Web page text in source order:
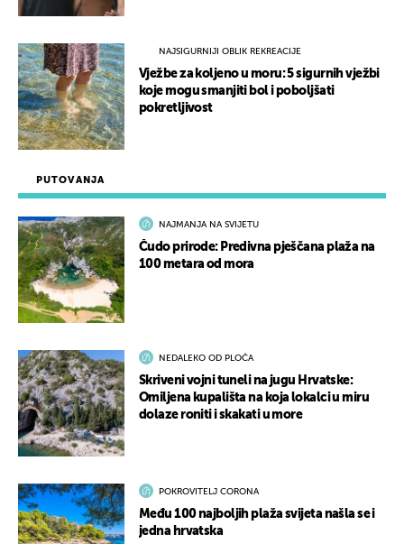
PUTOVANJA
NAJMANJA NA SVIJETU
Čudo prirode: Predivna pješčana plaža na
100 metara od mora
NEDALEKO OD PLOČA
Skriveni vojni tuneli na jugu Hrvatske:
Omiljena kupališta na koja lokalci u miru
dolaze roniti i skakati u more
POKROVITELJ CORONA
Među 100 najboljih plaža svijeta našla se i
jedna hrvatska
NAJSIGURNIJI OBLIK REKREACIJE
Vježbe za koljeno u moru: 5 sigurnih vježbi
koje mogu smanjiti bol i poboljšati
pokretljivost